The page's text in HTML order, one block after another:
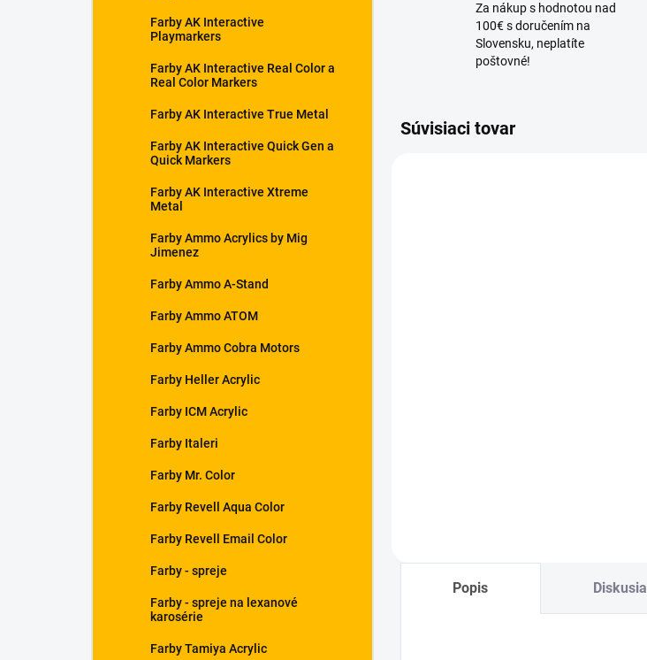
Farby AK Interactive
Playmarkers
Farby AK Interactive Real Color a
Real Color Markers
Farby AK Interactive True Metal
Farby AK Interactive Quick Gen a
Quick Markers
Farby AK Interactive Xtreme
Metal
Farby Ammo Acrylics by Mig
Jimenez
Farby Ammo A-Stand
Farby Ammo ATOM
Farby Ammo Cobra Motors
Farby Heller Acrylic
Farby ICM Acrylic
Farby Italeri
Farby Mr. Color
Farby Revell Aqua Color
Farby Revell Email Color
Farby - spreje
Farby - spreje na lexanové
karosérie
Farby Tamiya Acrylic
Za nákup s hodnotou nad
100€ s doručením na
Slovensku, neplatíte
poštovné!
Súvisiaci tovar
Popis Diskusia